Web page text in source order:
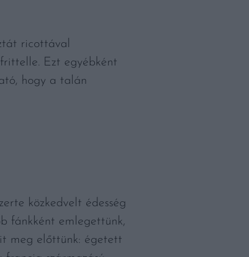
ricottával
Ezt egyébként
hogy a talán
közkedvelt édesség
fánkként emlegettünk,
meg előttünk: égetett